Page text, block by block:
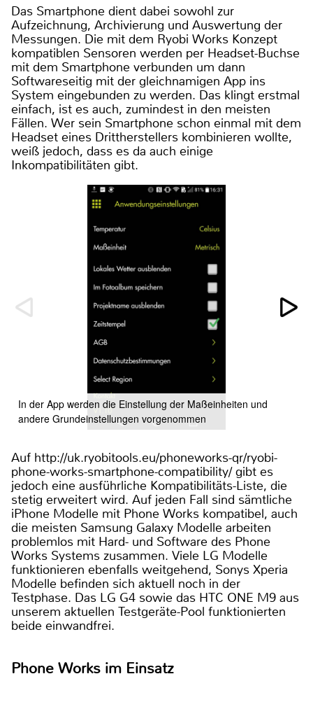
Das Smartphone dient dabei sowohl zur
Aufzeichnung, Archivierung und Auswertung der
Messungen. Die mit dem Ryobi Works Konzept
kompatiblen Sensoren werden per Headset-Buchse
mit dem Smartphone verbunden um dann
Softwareseitig mit der gleichnamigen App ins
System eingebunden zu werden. Das klingt erstmal
einfach, ist es auch, zumindest in den meisten
Fällen. Wer sein Smartphone schon einmal mit dem
Headset eines Drittherstellers kombinieren wollte,
weiß jedoch, dass es da auch einige
Inkompatibilitäten gibt.
In der App werden die Einstellung der Maßeinheiten und
andere Grundeinstellungen vorgenommen
Auf http://uk.ryobitools.eu/phoneworks-qr/ryobi-
phone-works-smartphone-compatibility/ gibt es
jedoch eine ausführliche Kompatibilitäts-Liste, die
stetig erweitert wird. Auf jeden Fall sind sämtliche
iPhone Modelle mit Phone Works kompatibel, auch
die meisten Samsung Galaxy Modelle arbeiten
problemlos mit Hard- und Software des Phone
Works Systems zusammen. Viele LG Modelle
funktionieren ebenfalls weitgehend, Sonys Xperia
Modelle befinden sich aktuell noch in der
Testphase. Das LG G4 sowie das HTC ONE M9 aus
unserem aktuellen Testgeräte-Pool funktionierten
beide einwandfrei.
Phone Works im Einsatz